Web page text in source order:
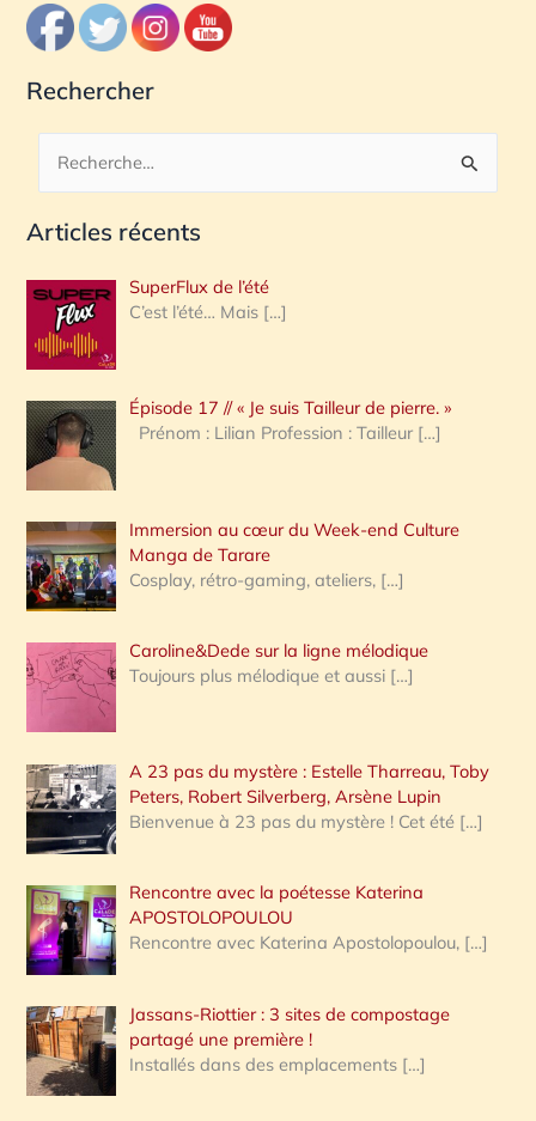
Rechercher
c
e
r
c
h
e
:
Articles récents
SuperFlux de l’été
C’est l’été… Mais […]
Épisode 17 // « Je suis Tailleur de pierre. »
Prénom : Lilian Profession : Tailleur […]
Immersion au cœur du Week-end Culture
Manga de Tarare
Cosplay, rétro-gaming, ateliers, […]
Caroline&Dede sur la ligne mélodique
Toujours plus mélodique et aussi […]
A 23 pas du mystère : Estelle Tharreau, Toby
Peters, Robert Silverberg, Arsène Lupin
Bienvenue à 23 pas du mystère ! Cet été […]
Rencontre avec la poétesse Katerina
APOSTOLOPOULOU
Rencontre avec Katerina Apostolopoulou, […]
Jassans-Riottier : 3 sites de compostage
partagé une première !
Installés dans des emplacements […]